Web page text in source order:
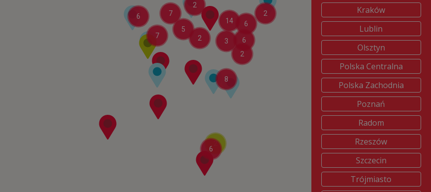
2
6
14
6
6
2
8
6
7
2
7
5
2
2
3
Kraków
Lublin
Olsztyn
Polska Centralna
Polska Zachodnia
Poznań
Radom
Rzeszów
Szczecin
Trójmiasto